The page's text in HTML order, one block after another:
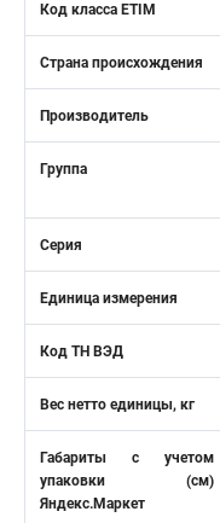
Код класса ETIM
Страна происхождения
Производитель
Группа
Серия
Единица измерения
Код ТН ВЭД
Вес нетто единицы, кг
Габариты с учетом
упаковки (см)
Яндекс.Маркет